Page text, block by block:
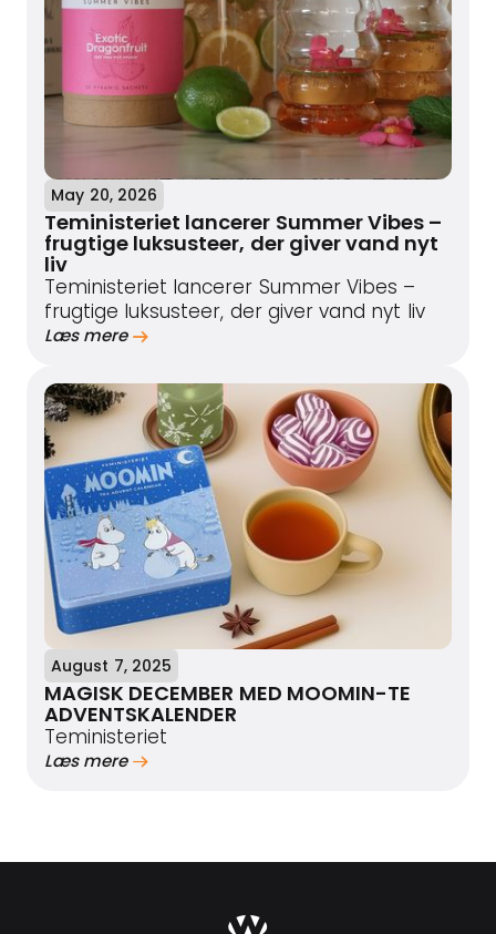
May 20, 2026
Teministeriet lancerer Summer Vibes –
frugtige luksusteer, der giver vand nyt
liv
Teministeriet lancerer Summer Vibes –
frugtige luksusteer, der giver vand nyt liv
Læs mere
August 7, 2025
MAGISK DECEMBER MED MOOMIN-TE
ADVENTSKALENDER
Teministeriet
Læs mere